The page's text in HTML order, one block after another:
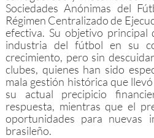
Sociedades Anónimas del
Régimen Centralizado de
efectiva. Su objetivo principal
industria del fútbol en su
crecimiento, pero sin
clubes, quienes han sido
mala gestión histórica que
su actual precipicio
respuesta, mientras que el
oportunidades para nuevas
brasileño.